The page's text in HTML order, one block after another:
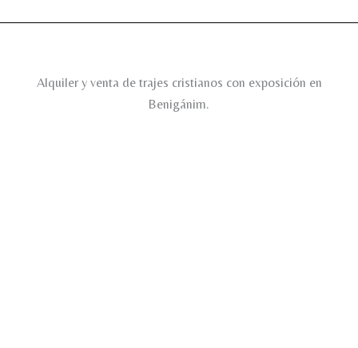
Alquiler y venta de trajes cristianos con exposición en
Benigánim.